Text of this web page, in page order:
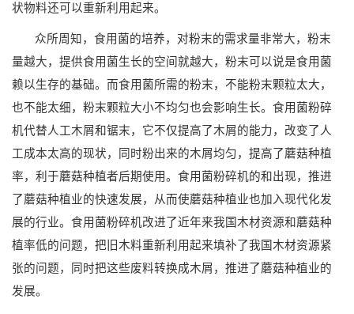
状物料还可以重新利用起来。
众所周知，食用菌的培养，对粉末的需求量非常大，粉末
量越大，提供食用菌生长的空间就越大，粉末可以说是食用菌
赖以生存的基础。而食用菌所需的粉末，不能粉末颗粒太大，
也不能太细，粉末颗粒大小不均匀也会影响生长。食用菌粉碎
机代替人工木屑和锯末，它不仅提高了木屑的能力，改变了人
工成本太高的现状，同时粉出来的木屑均匀，提高了蘑菇种植
率，利于蘑菇种植者后期使用。食用菌粉碎机的和出现，推进
了蘑菇种植业的快速发展，从而使蘑菇种植业也加入现代化发
展的行业。食用菌粉碎机改进了近年来我国木材资源和蘑菇种
植率低的问题，把旧木料重新利用起来填补了我国木材资源紧
张的问题，同时把这些废料转换成木屑，推进了蘑菇种植业的
发展。